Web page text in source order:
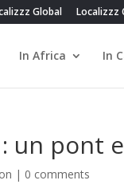
Global Localizzz
In Africa In
un pont
| 0 comments